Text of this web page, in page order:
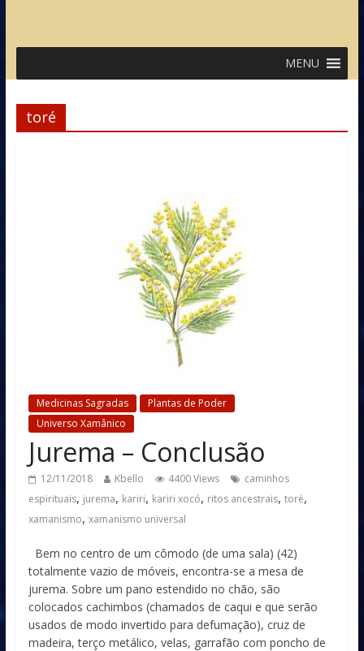
MENU
toré
Medicinas Sagradas
Plantas de Poder
Universo Xamânico
Jurema – Conclusão
12/11/2018 Kbello 4400 Views
caminhos
espirituais, jurema, kariri, kariri xocó, ritos ancestrais, toré,
xamanismo, xamanismo universal
Bem no centro de um cômodo (de uma sala) (42)
totalmente vazio de móveis, encontra-se a mesa de
jurema. Sobre um pano estendido no chão, são
colocados cachimbos (chamados de caqui e que serão
usados de modo invertido para defumação), cruz de
madeira, terço metálico, velas, garrafão com poncho de